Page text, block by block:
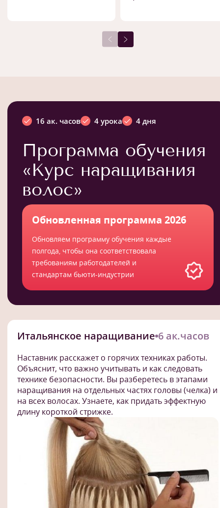
16 ак. часов 4 урока 4 дня
Программа обучения
«Курс наращивания
волос»
Обновленная программа 2026
Обновляем программу обучения каждые
полгода, чтобы она соответствовала
требованиям работодателей и
стандартам бьюти-индустрии
Итальянское наращивание 6 ак.часов
Наставник расскажет о горячих техниках работы.
Объяснит, что важно учитывать и как следовать
технике безопасности. Вы разберетесь в этапами
наращивания на отдельных частях головы (челка) и
на всех волосах. Узнаете, как придать эффектную
длину короткой стрижке.